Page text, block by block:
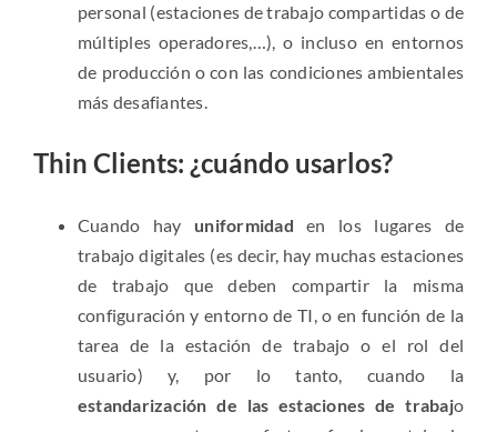
personal (estaciones de trabajo compartidas o de
múltiples operadores,…), o incluso en entornos
de producción o con las condiciones ambientales
más desafiantes.
Thin Clients: ¿cuándo usarlos?
Cuando hay uniformidad en los lugares de
trabajo digitales (es decir, hay muchas estaciones
de trabajo que deben compartir la misma
configuración y entorno de TI, o en función de la
tarea de la estación de trabajo o el rol del
usuario) y, por lo tanto, cuando la
estandarización de las estaciones de trabajo